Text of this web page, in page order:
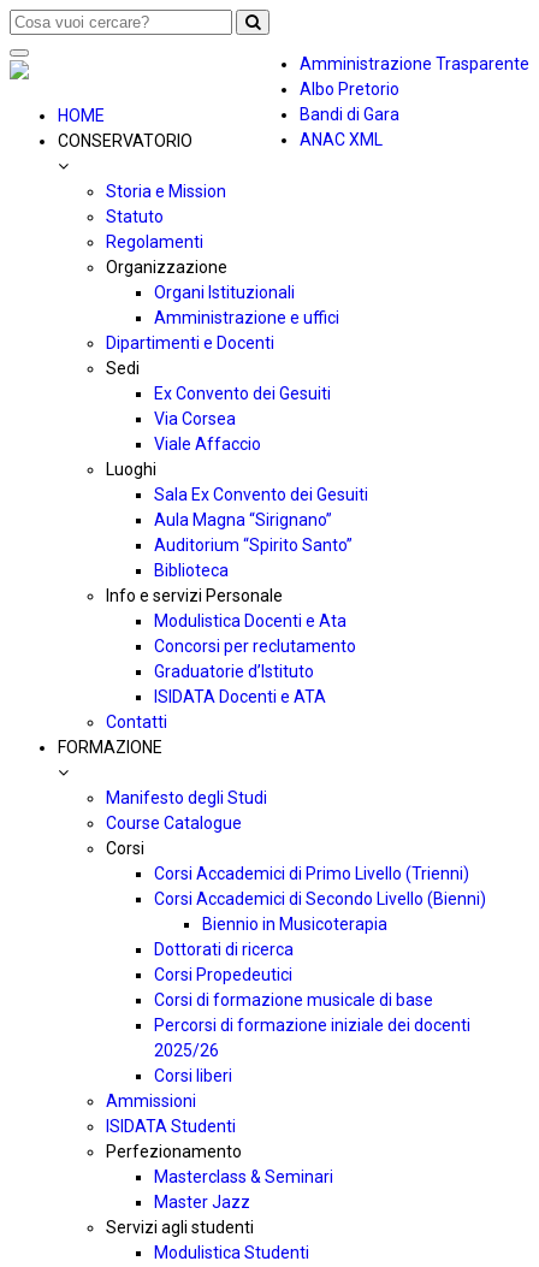
Amministrazione Trasparente
Albo Pretorio
Bandi di Gara
ANAC XML
Toggle
navigation
HOME
CONSERVATORIO
Storia e Mission
Statuto
Regolamenti
Organizzazione
Organi Istituzionali
Amministrazione e uffici
Dipartimenti e Docenti
Sedi
Ex Convento dei Gesuiti
Via Corsea
Viale Affaccio
Luoghi
Sala Ex Convento dei Gesuiti
Aula Magna “Sirignano”
Auditorium “Spirito Santo”
Biblioteca
Info e servizi Personale
Modulistica Docenti e Ata
Concorsi per reclutamento
Graduatorie d’Istituto
ISIDATA Docenti e ATA
Contatti
FORMAZIONE
Manifesto degli Studi
Course Catalogue
Corsi
Corsi Accademici di Primo Livello (Trienni)
Corsi Accademici di Secondo Livello (Bienni)
Biennio in Musicoterapia
Dottorati di ricerca
Corsi Propedeutici
Corsi di formazione musicale di base
Percorsi di formazione iniziale dei docenti
2025/26
Corsi liberi
Ammissioni
ISIDATA Studenti
Perfezionamento
Masterclass & Seminari
Master Jazz
Servizi agli studenti
Modulistica Studenti